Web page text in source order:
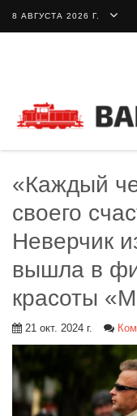
8 АВГУСТА 2026 Г.
«Каждый
своего
Неверчик
вышла в
красоты
21 окт. 2024 г.